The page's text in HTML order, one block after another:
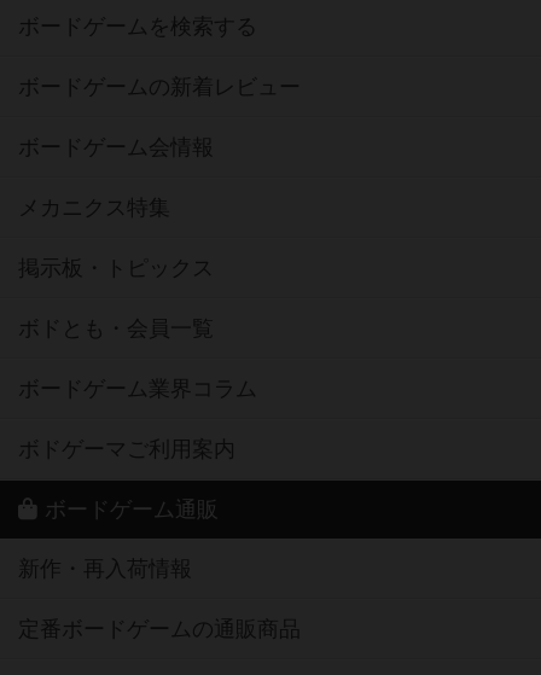
ボードゲームを検索する
ボードゲームの新着レビュー
ボードゲーム会情報
メカニクス特集
掲示板・トピックス
ボドとも・会員一覧
ボードゲーム業界コラム
ボドゲーマご利用案内
ボードゲーム通販
新作・再入荷情報
定番ボードゲームの通販商品